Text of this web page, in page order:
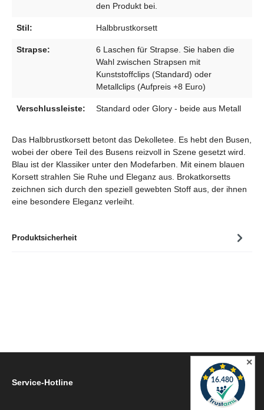
Produktsicherheit
den Produkt bei.
Stil: Halbbrustkorsett
Strapse:
6 Laschen für Strapse. Sie haben die
Wahl zwischen Strapsen mit
Kunststoffclips (Standard) oder
Metallclips (Aufpreis +8 Euro)
Verschlussleiste: Standard oder Glory - beide aus Metall
Das Halbbrustkorsett betont das Dekolletee. Es hebt den Busen,
wobei der obere Teil des Busens reizvoll in Szene gesetzt wird.
Blau ist der Klassiker unter den Modefarben. Mit einem blauen
Korsett strahlen Sie Ruhe und Eleganz aus. Brokatkorsetts
zeichnen sich durch den speziell gewebten Stoff aus, der ihnen
eine besondere Eleganz verleiht.
Service-Hotline
✕